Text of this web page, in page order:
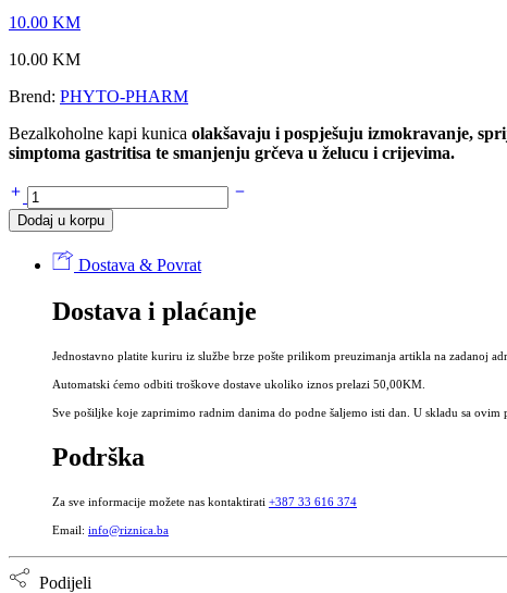
10.00 KM
10.00 KM
Brend: PHYTO-PHARM
Bezalkoholne kapi kunica olakšavaju i pospješuju izmokravanje,
simptoma gastritisa te smanjenju grčeva u želucu i crijevima.
Bezalkoholne
kapi
KUNICA
Tinktura
kunice
alkohola
količina
Dodaj u korpu
Dostava & Povrat
Dostava i plaćanje
Jednostavno platite kuriru iz službe brze pošte prilikom preuzimanja artikla na zadanoj
Automatski ćemo odbiti troškove dostave ukoliko iznos prelazi 50,00KM.
Sve pošiljke koje zaprimimo radnim danima do podne šaljemo isti dan. U skladu sa
Podrška
Za sve informacije možete nas kontaktirati +387 33 616 374
Email: info@riznica.ba
Podijeli